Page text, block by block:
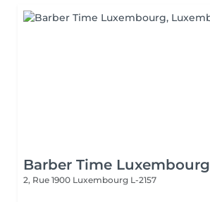
Barber Time Luxembourg
2, Rue 1900 Luxembourg L-2157